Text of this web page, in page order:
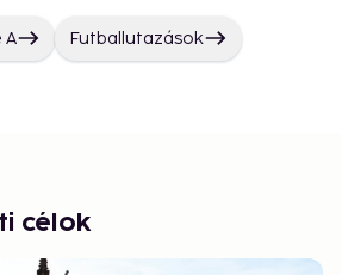
A Futballutazások
célok